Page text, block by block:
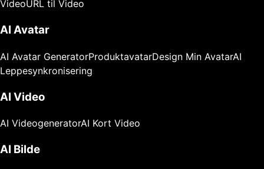
VideoURL til Video
AI Avatar
AI Avatar GeneratorProduktavatarDesign Min AvatarAI
Leppesynkronisering
AI Video
AI VideogeneratorAI Kort Video
AI Bilde